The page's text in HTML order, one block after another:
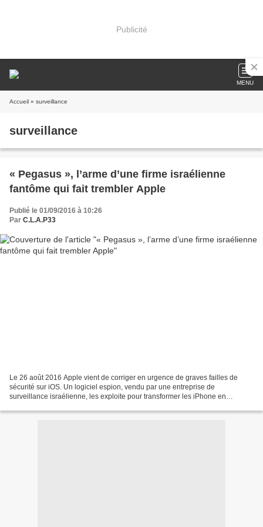
Publicité
MENU
Accueil » surveillance
surveillance
« Pegasus », l’arme d’une firme israélienne
fantôme qui fait trembler Apple
Publié le 01/09/2016 à 10:26
Par C.L.A.P33
Le 26 août 2016 Apple vient de corriger en urgence de graves failles de
sécurité sur iOS. Un logiciel espion, vendu par une entreprise de
surveillance israélienne, les exploite pour transformer les iPhone en